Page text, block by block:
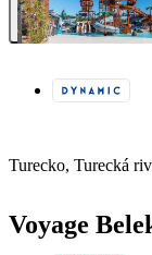
Turecko, Turecká
Voyage